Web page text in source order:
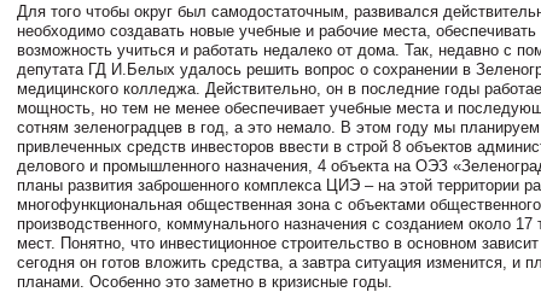
Для того чтобы округ был самодостаточным, развивался
необходимо создавать новые учебные и рабочие места,
возможность учиться и работать недалеко от дома. Так, недавно с
депутата ГД И.Белых удалось решить вопрос о сохранении в
медицинского колледжа. Действительно, он в последние годы
мощность, но тем не менее обеспечивает учебные места и
сотням зеленоградцев в год, а это немало. В этом году мы планируем
привлеченных средств инвесторов ввести в строй 8 объектов
делового и промышленного назначения, 4 объекта на ОЭЗ
планы развития заброшенного комплекса ЦИЭ – на этой территории
многофункциональная общественная зона с объектами
производственного, коммунального назначения с созданием около 17
мест. Понятно, что инвестиционное строительство в основном
сегодня он готов вложить средства, а завтра ситуация изменится, и
планами. Особенно это заметно в кризисные годы.